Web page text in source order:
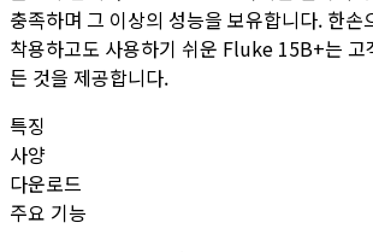
충족하며 그 이상의 성능을 보유합니다. 한손
착용하고도 사용하기 쉬운 Fluke 15B+는 고
든 것을 제공합니다.
특징
사양
다운로드
주요 기능